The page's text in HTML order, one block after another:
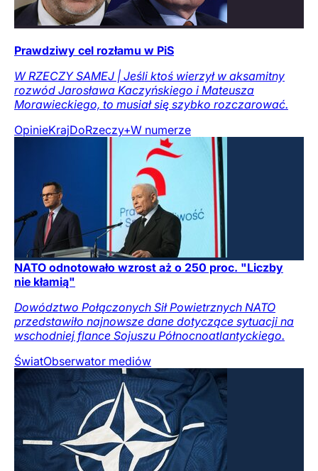
Prawdziwy cel rozłamu w PiS
W RZECZY SAMEJ | Jeśli ktoś wierzył w aksamitny
rozwód Jarosława Kaczyńskiego i Mateusza
Morawieckiego, to musiał się szybko rozczarować.
OpinieKrajDoRzeczy+W numerze
NATO odnotowało wzrost aż o 250 proc. "Liczby
nie kłamią"
Dowództwo Połączonych Sił Powietrznych NATO
przedstawiło najnowsze dane dotyczące sytuacji na
wschodniej flance Sojuszu Północnoatlantyckiego.
ŚwiatObserwator mediów